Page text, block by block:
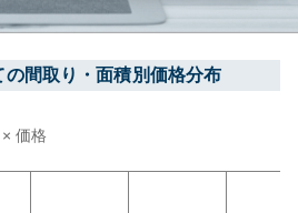
の間取り・面積別価格分布
価格